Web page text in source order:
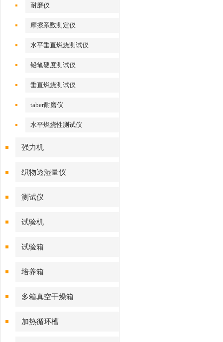
耐磨仪
摩擦系数测定仪
水平垂直燃烧测试仪
铅笔硬度测试仪
垂直燃烧测试仪
taber耐磨仪
水平燃烧性测试仪
强力机
织物透湿量仪
测试仪
试验机
试验箱
培养箱
多箱真空干燥箱
加热循环槽